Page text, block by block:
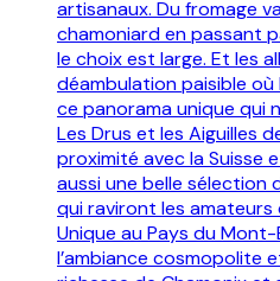
artisanaux. Du fromage
chamoniard en passant
le choix est large. Et les
déambulation paisible où
ce panorama unique qui
Les Drus et les Aiguilles
proximité avec la Suisse
aussi une belle
qui raviront les
Unique au Pays du
l’ambiance cosmopolite